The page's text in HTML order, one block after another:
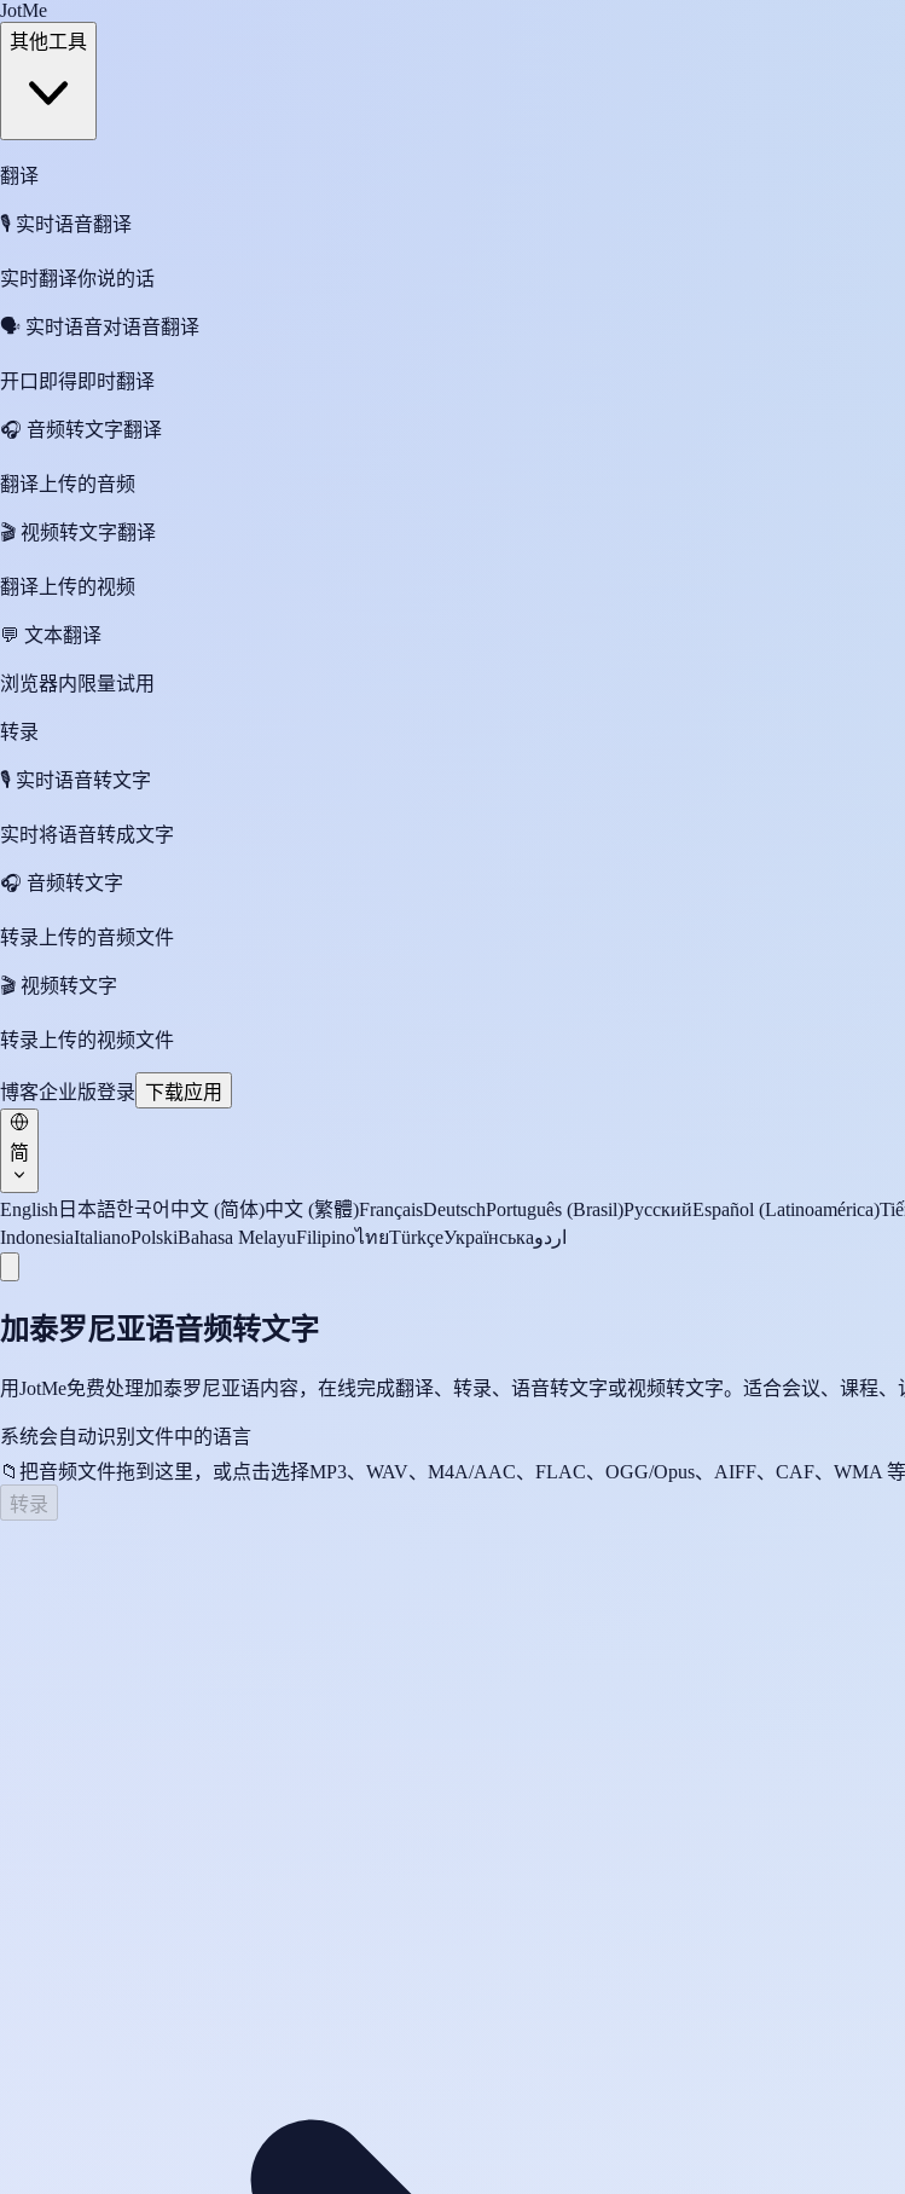
JotMe
其他工具
翻译
🎙️ 实时语音翻译
实时翻译你说的话
🗣️ 实时语音对语音翻译
开口即得即时翻译
🎧 音频转文字翻译
翻译上传的音频
🎬 视频转文字翻译
翻译上传的视频
💬 文本翻译
浏览器内限量试用
转录
🎙️ 实时语音转文字
实时将语音转成文字
🎧 音频转文字
转录上传的音频文件
🎬 视频转文字
转录上传的视频文件
博客企业版登录 下载应用
简
English 日本語한국어 中文 (简体)中文 (繁體)FrançaisDeutschPortuguês (Brasil)РусскийEspañol (Latinoamérica)
IndonesiaItalianoPolskiBahasa MelayuFilipinoไทยTürkçeУкраїнськаاردو
加泰罗尼亚语音频转文字
用JotMe免费处理加泰罗尼亚语内容，在线完成翻译、转录、语音转文字或视频转文字。适合会议、课程、
系统会自动识别文件中的语言
📁 把音频文件拖到这里，或点击选择MP3、WAV、M4A/AAC、FLAC、OGG/Opus、AIFF、CAF、WMA 等
转录